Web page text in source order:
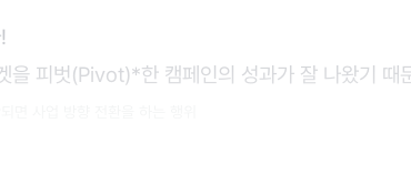
을 피벗(Pivot)*한 캠페인의 성과가 잘 나왔기 때